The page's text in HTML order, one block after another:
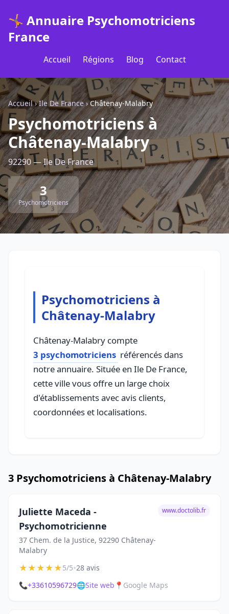
🤸 Annuaire Psychomotriciens
France
Accueil Régions Blog Contact
Accueil›Ile De France›Châtenay-Malabry
Psychomotriciens à
Châtenay-Malabry
92290 — Ile De France
3
Psychomotriciens
Psychomotriciens à
Châtenay-Malabry
Châtenay-Malabry compte
3 psychomotriciens référencés dans
notre annuaire. Située en Ile De France,
cette ville vous offre un large choix
d'établissements avec avis clients,
coordonnées et localisations.
3 Psychomotriciens à Châtenay-Malabry
Juliette Maceda -
Psychomotricienne
37 Chem. de la Justice, 92290 Châtenay-
Malabry
www.doctolib.fr
★★★★★5/5•28 avis
📞+33610596729🌐Site web 📍 Google Maps